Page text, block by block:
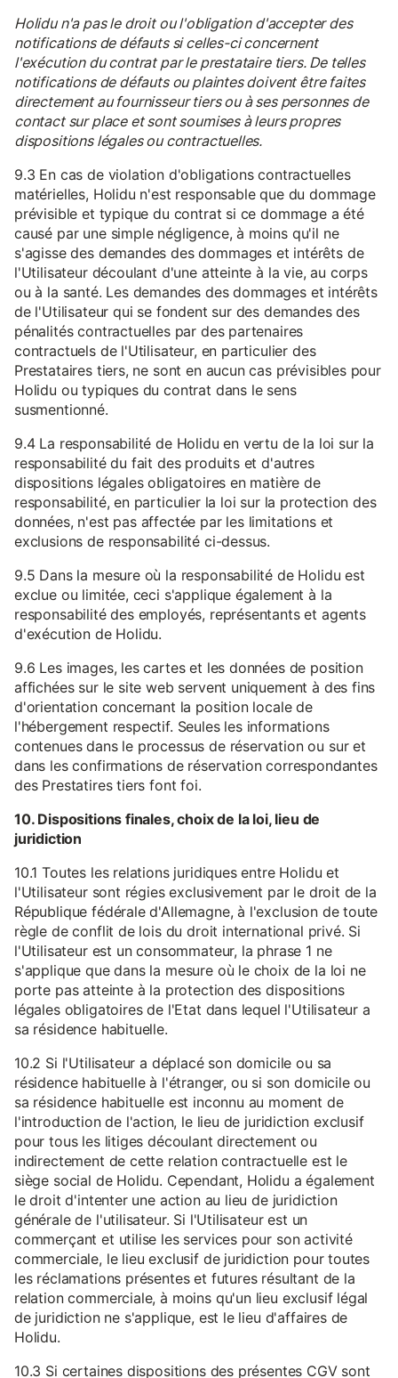
Holidu n'a pas le droit ou l'obligation d'accepter des
notifications de défauts si celles-ci concernent
l'exécution du contrat par le prestataire tiers. De telles
notifications de défauts ou plaintes doivent être faites
directement au fournisseur tiers ou à ses personnes de
contact sur place et sont soumises à leurs propres
dispositions légales ou contractuelles.
9.3 En cas de violation d'obligations contractuelles
matérielles, Holidu n'est responsable que du dommage
prévisible et typique du contrat si ce dommage a été
causé par une simple négligence, à moins qu'il ne
s'agisse des demandes des dommages et intérêts de
l'Utilisateur découlant d'une atteinte à la vie, au corps
ou à la santé. Les demandes des dommages et intérêts
de l'Utilisateur qui se fondent sur des demandes des
pénalités contractuelles par des partenaires
contractuels de l'Utilisateur, en particulier des
Prestataires tiers, ne sont en aucun cas prévisibles pour
Holidu ou typiques du contrat dans le sens
susmentionné.
9.4 La responsabilité de Holidu en vertu de la loi sur la
responsabilité du fait des produits et d'autres
dispositions légales obligatoires en matière de
responsabilité, en particulier la loi sur la protection des
données, n'est pas affectée par les limitations et
exclusions de responsabilité ci-dessus.
9.5 Dans la mesure où la responsabilité de Holidu est
exclue ou limitée, ceci s'applique également à la
responsabilité des employés, représentants et agents
d'exécution de Holidu.
9.6 Les images, les cartes et les données de position
affichées sur le site web servent uniquement à des fins
d'orientation concernant la position locale de
l'hébergement respectif. Seules les informations
contenues dans le processus de réservation ou sur et
dans les confirmations de réservation correspondantes
des Prestatires tiers font foi.
10. Dispositions finales, choix de la loi, lieu de
juridiction
10.1 Toutes les relations juridiques entre Holidu et
l'Utilisateur sont régies exclusivement par le droit de la
République fédérale d'Allemagne, à l'exclusion de toute
règle de conflit de lois du droit international privé. Si
l'Utilisateur est un consommateur, la phrase 1 ne
s'applique que dans la mesure où le choix de la loi ne
porte pas atteinte à la protection des dispositions
légales obligatoires de l'Etat dans lequel l'Utilisateur a
sa résidence habituelle.
10.2 Si l'Utilisateur a déplacé son domicile ou sa
résidence habituelle à l'étranger, ou si son domicile ou
sa résidence habituelle est inconnu au moment de
l'introduction de l'action, le lieu de juridiction exclusif
pour tous les litiges découlant directement ou
indirectement de cette relation contractuelle est le
siège social de Holidu. Cependant, Holidu a également
le droit d'intenter une action au lieu de juridiction
générale de l'utilisateur. Si l'Utilisateur est un
commerçant et utilise les services pour son activité
commerciale, le lieu exclusif de juridiction pour toutes
les réclamations présentes et futures résultant de la
relation commerciale, à moins qu'un lieu exclusif légal
de juridiction ne s'applique, est le lieu d'affaires de
Holidu.
10.3 Si certaines dispositions des présentes CGV sont